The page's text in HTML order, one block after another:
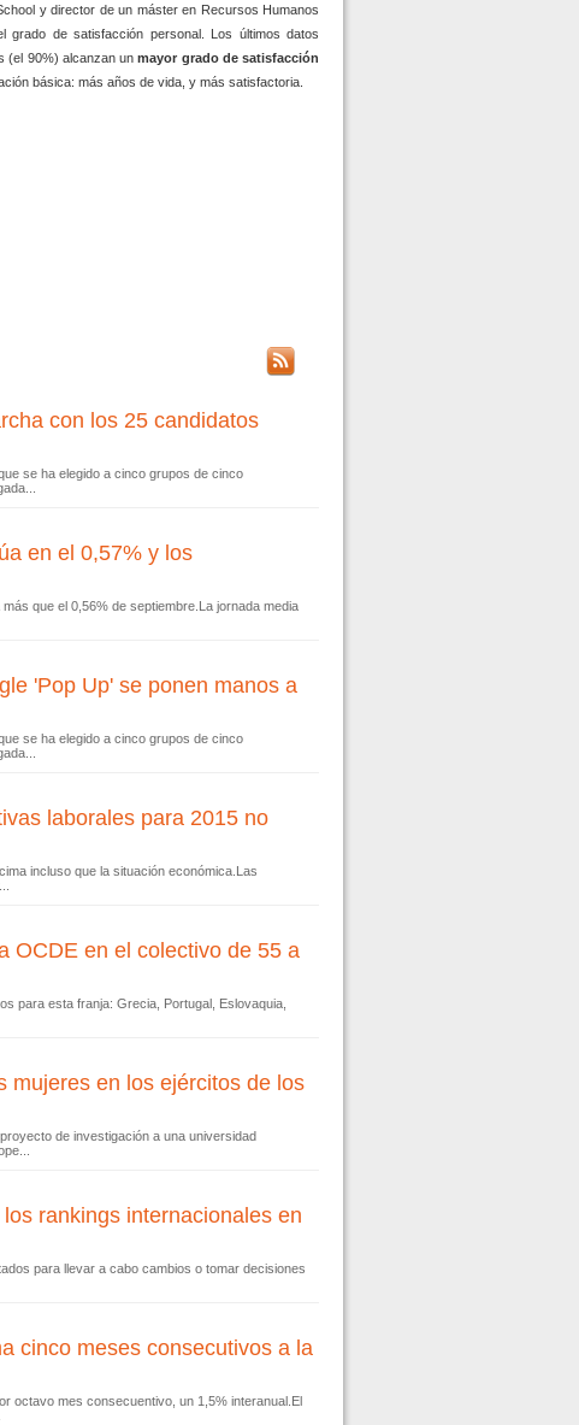
y director de un máster en Recursos Humanos
de satisfacción personal. Los últimos datos
(el 90%) alcanzan unmayor grado de satisfacción
básica: más años de vida, y más satisfactoria.
con los 25 candidatos
se ha elegido a cinco grupos de cinco
en el 0,57% y los
que el 0,56% de septiembre.La jornada media
'Pop Up' se ponen manos a
se ha elegido a cinco grupos de cinco
laborales para 2015 no
incluso que la situación económica.Las
OCDE en el colectivo de 55 a
para esta franja: Grecia, Portugal, Eslovaquia,
mujeres en los ejércitos de los
de investigación a una universidad
rankings internacionales en
para llevar a cabo cambios o tomar decisiones
cinco meses consecutivos a la
octavo mes consecuentivo, un 1,5% interanual.El